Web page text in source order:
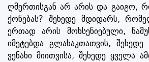
ღმერთისგან არ არის და გაიგო,
ქონებას? შეხედე მდიდარს,
ერთად არის მოხსენიებული,
იმეტებდა გლახაკთათვის,
ვენახი მიითვისა, შეხედე ყველა